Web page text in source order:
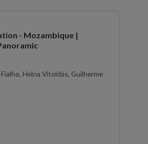
- Mozambique |
Helna Vitoldás, Guilherme